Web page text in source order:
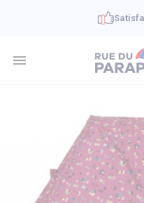
